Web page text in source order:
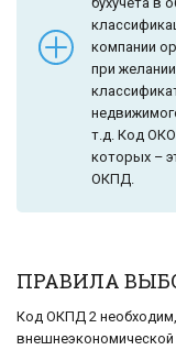
компании
при
т.д. Код
которых –
ОКПД.
ПРАВИЛА
Код ОКПД 2
внешнеэкономической